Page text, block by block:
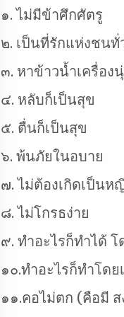
๑. ไม่มีข้าศึกศัตรู
๒. เป็นที่รักแห่งชนทั่
๓. หาข้าวน้ำเครื่อง
๔. หลับก็เป็นสุข
๕. ตื่นก็เป็นสุข
๖. พ้นภัยในอบาย
๗. ไม่ต้องเกิดเป็นห
๘. ไม่โกรธง่าย
๙. ทำอะไรก็ทำได้ โ
๑๐.ทำอะไรก็ทำโดย
๑๑.คอไม่ตก (คือมี ส